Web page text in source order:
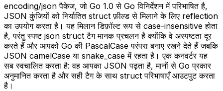
encoding/json पैकेज, जो Go 1.0 से Go विनिर्देशन में परिभाषित है,
JSON कुंजियों को निर्यातित struct फ़ील्ड से मिलाने के लिए reflection
का उपयोग करता है। यह मिलान डिफ़ॉल्ट रूप से case-insensitive होता
है, परंतु स्पष्ट json struct टैग मानक प्रचलन है क्योंकि वे अस्पष्टता दूर
करते हैं और आपको Go की PascalCase परंपरा बनाए रखने देते हैं जबकि
JSON camelCase या snake_case में रहता है। एक कनवर्टर यह
सब स्वचालित करता है: वह आपका JSON पढ़ता है, मानों से Go प्रकार
अनुमानित करता है और सही टैग के साथ struct परिभाषाएँ आउटपुट करता
है।